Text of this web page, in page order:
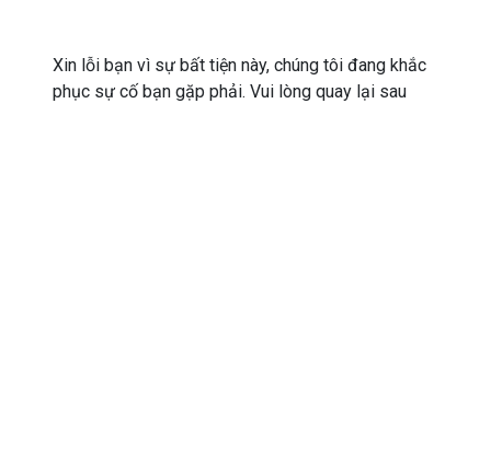
Xin lỗi bạn vì sự bất tiện này, chúng tôi đang khắc
phục sự cố bạn gặp phải. Vui lòng quay lại sau